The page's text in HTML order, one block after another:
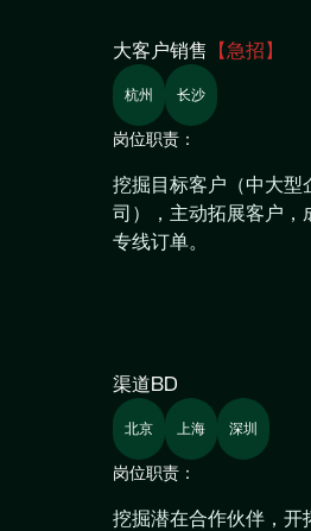
大客户销售 【急招】
杭州 长沙
岗位职责：
挖掘目标客户（中大型
司），主动拓展客户，
专线订单。
渠道BD
北京 上海 深圳
岗位职责：
挖掘潜在合作伙伴，开